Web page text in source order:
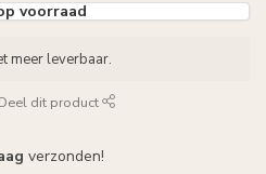
voorraad
meer leverbaar.
Deel dit product
verzonden!